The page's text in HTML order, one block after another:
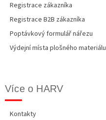
Registrace zákazníka
Registrace B2B zákazníka
Poptávkový formulář nářezu
Výdejní místa plošného materiálu
Více o HARV
Kontakty